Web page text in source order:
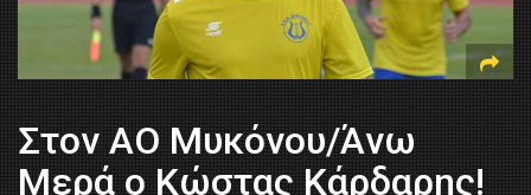
Στον ΑΟ Μυκόνου/Άνω
Μερά ο Κώστας Κάρδαρης!